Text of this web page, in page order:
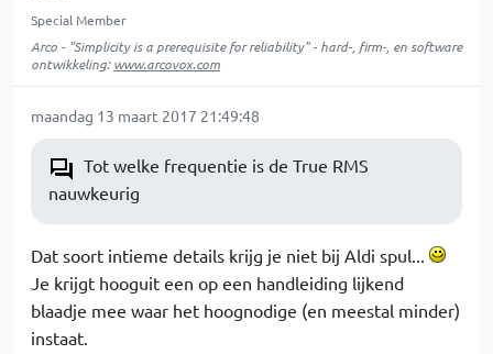
Special Member
Arco - "Simplicity is a prerequisite for reliability" - hard-, firm-, en software
ontwikkeling:www.arcovox.com
maandag 13 maart 2017 21:49:48
Tot welke frequentie is de True RMS
nauwkeurig
Dat soort intieme details krijg je niet bij Aldi spul...
Je krijgt hooguit een op een handleiding lijkend
blaadje mee waar het hoognodige (en meestal minder)
instaat.